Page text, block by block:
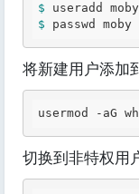
$
$ passwd moby
将新建用户添加
usermod -aG
切换到非特权用